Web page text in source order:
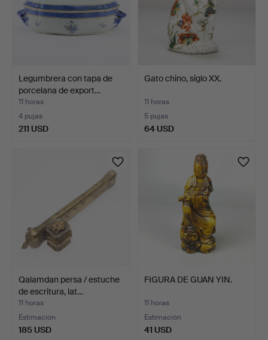
Legumbrera con tapa de
porcelana de export…
11 horas
4 pujas
211 USD
Gato chino, siglo XX.
11 horas
5 pujas
64 USD
Qalamdan persa / estuche
de escritura, lat…
11 horas
Estimación
185 USD
FIGURA DE GUAN YIN.
11 horas
Estimación
41 USD